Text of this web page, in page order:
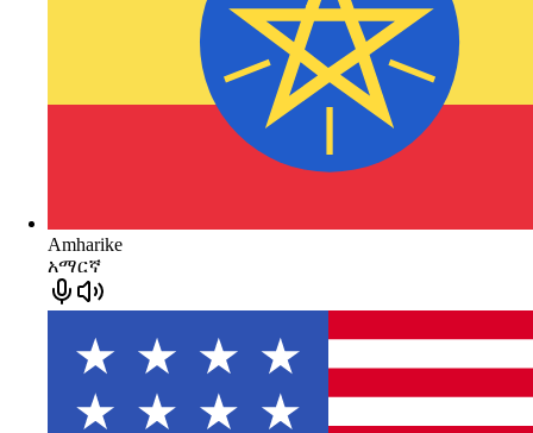
Amharike
አማርኛ